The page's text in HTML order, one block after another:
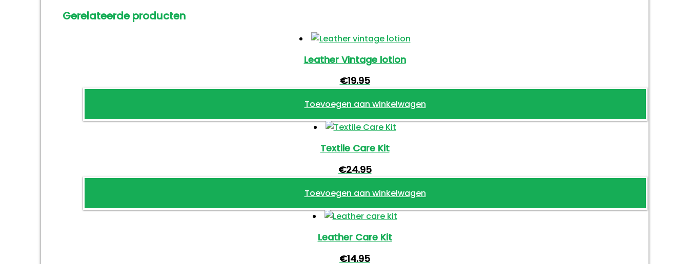
Gerelateerde producten
Leather Vintage lotion
€19.95
Toevoegen aan winkelwagen
Textile Care Kit
€24.95
Toevoegen aan winkelwagen
Leather Care Kit
€14.95